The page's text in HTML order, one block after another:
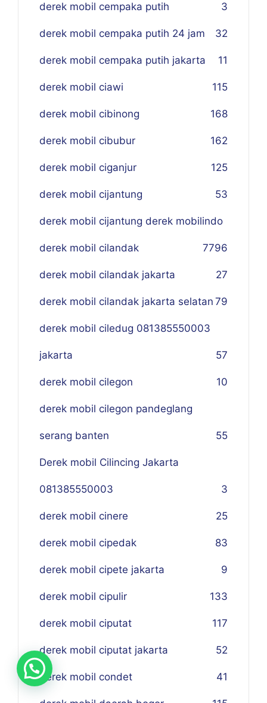
derek mobil cempaka putih 3
derek mobil cempaka putih 24 jam 32
derek mobil cempaka putih jakarta 11
derek mobil ciawi 115
derek mobil cibinong 168
derek mobil cibubur 162
derek mobil ciganjur 125
derek mobil cijantung 53
derek mobil cijantung derek mobilindo
96
derek mobil cilandak 77
derek mobil cilandak jakarta 27
derek mobil cilandak jakarta selatan 79
derek mobil ciledug 081385550003
jakarta 57
derek mobil cilegon 10
derek mobil cilegon pandeglang
serang banten 55
Derek mobil Cilincing Jakarta
081385550003 3
derek mobil cinere 25
derek mobil cipedak 83
derek mobil cipete jakarta 9
derek mobil cipulir 133
derek mobil ciputat 117
derek mobil ciputat jakarta 52
derek mobil condet 41